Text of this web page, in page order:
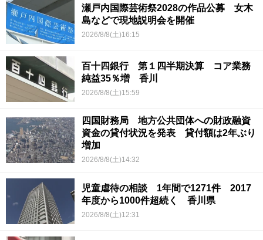
瀬戸内国際芸術祭2028の作品公募 女木
島などで現地説明会を開催
2026/8/8(土)16:15
百十四銀行 第１四半期決算 コア業務
純益35％増 香川
2026/8/8(土)15:59
四国財務局 地方公共団体への財政融資
資金の貸付状況を発表 貸付額は2年ぶり
増加
2026/8/8(土)14:32
児童虐待の相談 1年間で1271件 2017
年度から1000件超続く 香川県
2026/8/8(土)12:31